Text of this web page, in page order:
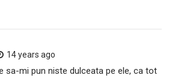
14 years ago
sa-mi pun niste dulceata pe ele, ca tot